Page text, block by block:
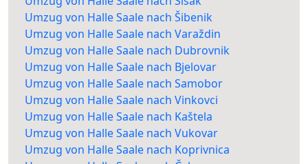
Umzug von Halle Saale nach Šibenik
Umzug von Halle Saale nach Varaždin
Umzug von Halle Saale nach Dubrovnik
Umzug von Halle Saale nach Bjelovar
Umzug von Halle Saale nach Samobor
Umzug von Halle Saale nach Vinkovci
Umzug von Halle Saale nach Kaštela
Umzug von Halle Saale nach Vukovar
Umzug von Halle Saale nach Koprivnica